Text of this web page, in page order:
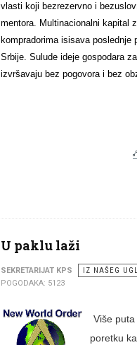
vlasti koji bezrezervno i
mentora. Multinacionalni kapital
kompradorima isisava
Srbije. Sulude ideje gospodara
izvršavaju bez pogovora i bez
U paklu laži
SEKRETARIJAT KPS IZ NAŠEG
POGODAKA: 5123
Više
poretku